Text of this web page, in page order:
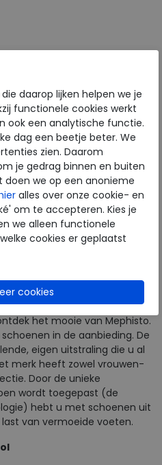
Zo ook Mephisto, een
merk dat al jaren stijlvolle
Neem gerust een kijkje in ons
het mooie van Mephisto.
in de aanbieding. De
eigen uitstraling die u al
merk heeft zowel vrouwen-
Door de unieke
wordt toegepast (de
hebt u met schoenen uit
van vermoeide voeten.
daarop lijken helpen we je
functionele cookies werkt
ook een analytische functie.
dag een beetje beter. We
zien. Daarom
je gedrag binnen en buiten
doen we op een anonieme
alles over onze cookie- en
om te accepteren. Kies je
we alleen functionele
cookies er geplaatst